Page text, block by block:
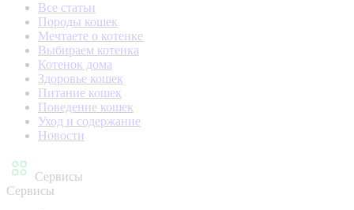
Все статьи
Породы кошек
Мечтаете о котенке
Выбираем котенка
Котенок дома
Здоровье кошек
Питание кошек
Поведение кошек
Уход и содержание
Новости
Сервисы
Сервисы